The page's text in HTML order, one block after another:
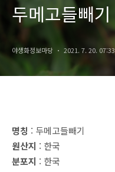
두메고들빼기
야생화정보마당 2021. 7. 20. 07:33
명칭 : 두메고들빼기
원산지 : 한국
분포지 : 한국